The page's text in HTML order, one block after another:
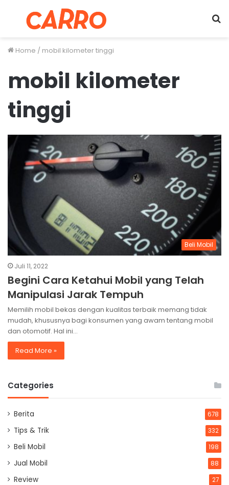
Menu
Home / mobil kilometer tinggi
mobil kilometer
tinggi
Beli Mobil
Juli 11, 2022
Begini Cara Ketahui Mobil yang Telah
Manipulasi Jarak Tempuh
Memilih mobil bekas dengan kualitas terbaik memang tidak
mudah, khususnya bagi konsumen yang awam tentang mobil
dan otomotif. Hal ini…
Read More »
Categories
Berita 678
Tips & Trik 332
Beli Mobil 198
Jual Mobil 88
Review 27